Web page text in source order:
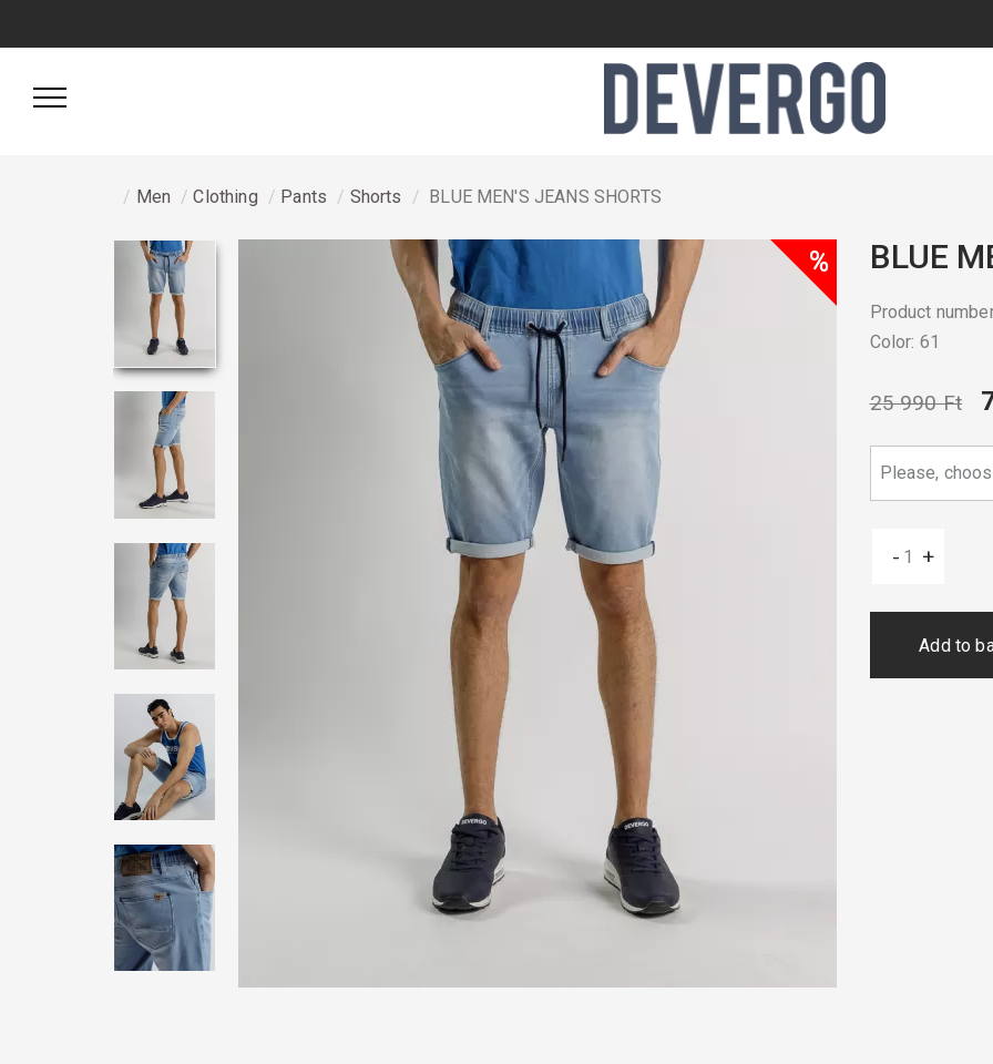
Men Clothing Pants Shorts BLUE MEN'S JEANS SHORTS
% BLUE
Product
Color: 61
25 990 Ft
- +
Add to